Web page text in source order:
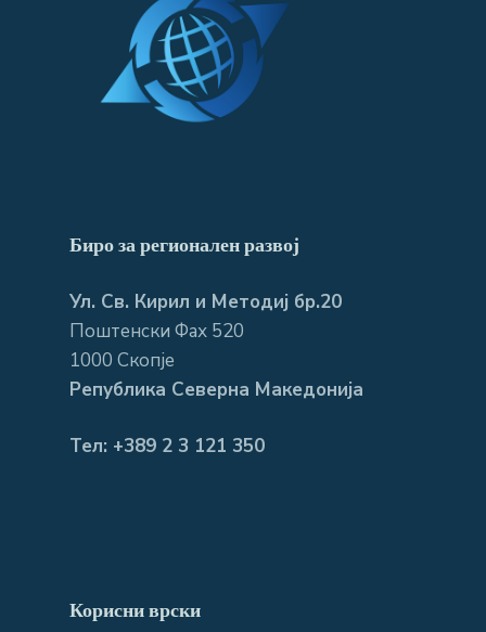
Биро за регионален развој
Ул. Св. Кирил и Методиј бр.20
Поштенски Фах 520
1000 Скопје
Република Северна Македонија
Тел: +389 2 3 121 350
Корисни врски